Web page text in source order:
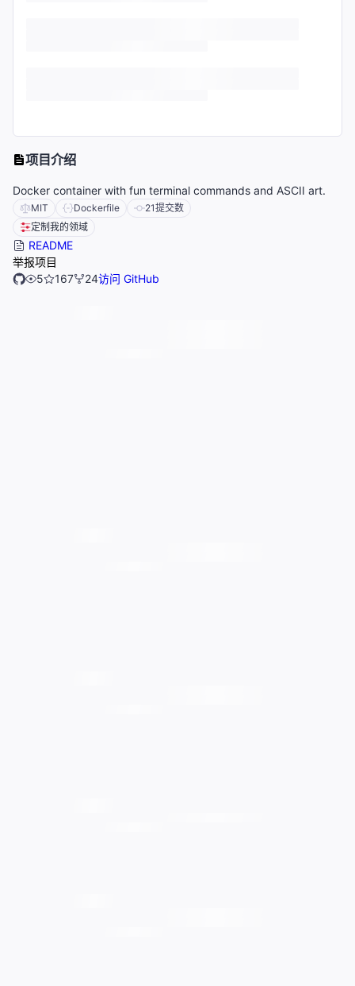
项目介绍
Docker container with fun terminal commands and ASCII art.
MIT Dockerfile 21提交数
定制我的领域
README
举报项目
5
167 24访问 GitHub